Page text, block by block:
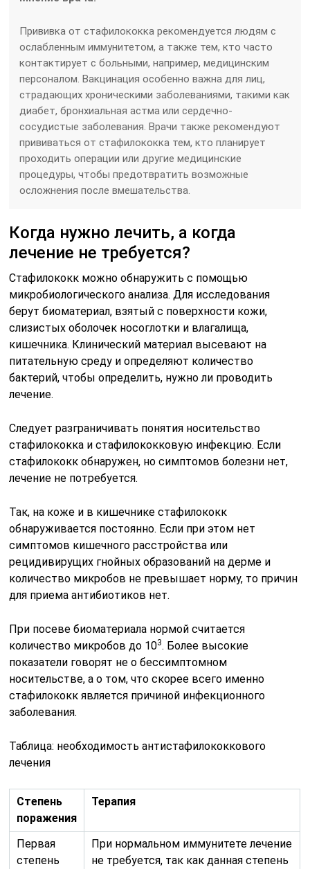
Прививка от стафилококка рекомендуется людям с
ослабленным иммунитетом, а также тем, кто часто
контактирует с больными, например, медицинским
персоналом. Вакцинация особенно важна для лиц,
страдающих хроническими заболеваниями, такими как
диабет, бронхиальная астма или сердечно-
сосудистые заболевания. Врачи также рекомендуют
прививаться от стафилококка тем, кто планирует
проходить операции или другие медицинские
процедуры, чтобы предотвратить возможные
осложнения после вмешательства.
Когда нужно лечить, а когда
лечение не требуется?
Стафилококк можно обнаружить с помощью
микробиологического анализа. Для исследования
берут биоматериал, взятый с поверхности кожи,
слизистых оболочек носоглотки и влагалища,
кишечника. Клинический материал высевают на
питательную среду и определяют количество
бактерий, чтобы определить, нужно ли проводить
лечение.
Следует разграничивать понятия носительство
стафилококка и стафилококковую инфекцию. Если
стафилококк обнаружен, но симптомов болезни нет,
лечение не потребуется.
Так, на коже и в кишечнике стафилококк
обнаруживается постоянно. Если при этом нет
симптомов кишечного расстройства или
рецидивирущих гнойных образований на дерме и
количество микробов не превышает норму, то причин
для приема антибиотиков нет.
При посеве биоматериала нормой считается
количество микробов до 103. Более высокие
показатели говорят не о бессимптомном
носительстве, а о том, что скорее всего именно
стафилококк является причиной инфекционного
заболевания.
Таблица: необходимость антистафилококкового
лечения
Степень
поражения
Терапия
Первая
степень
При нормальном иммунитете лечение
не требуется, так как данная степень